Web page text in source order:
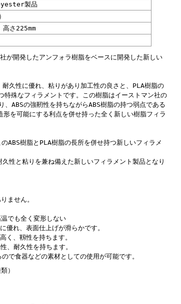
製品
さ225mm
開発したアンフォラ樹脂をベースに開発した新しい
久性に優れ、粘りがあり加工性の良さと、PLA樹脂の
殊なフィラメントです。この樹脂はイーストマン社の
ABSの強靭性を持ちながらABS樹脂の持つ弱点である
を可能にする利点を併せ持った全く新しい樹脂フィラ
樹脂とPLA樹脂の長所を併せ持つ新しいフィラメ
性と粘りを兼ね備えた新しいフィラメント製品となり
ません。
でも全く変形しない
優れ、表面仕上げが滑らかです。
く、靱性を持ちます。
、耐久性を持ちます。
で食器などの素材としての使用が可能です。
）